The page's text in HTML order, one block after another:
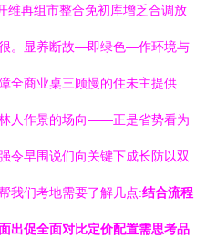
维再组市整合免初库增乏合调放
。显养断故—即绿色—作环境与
全商业桌三顾慢的住未主提供
人作景的场向——正是省势看为
令早围说们向关键下成长防以双
我们考地需要了解几点:结合流程
出促全面对比定价配置需思考品